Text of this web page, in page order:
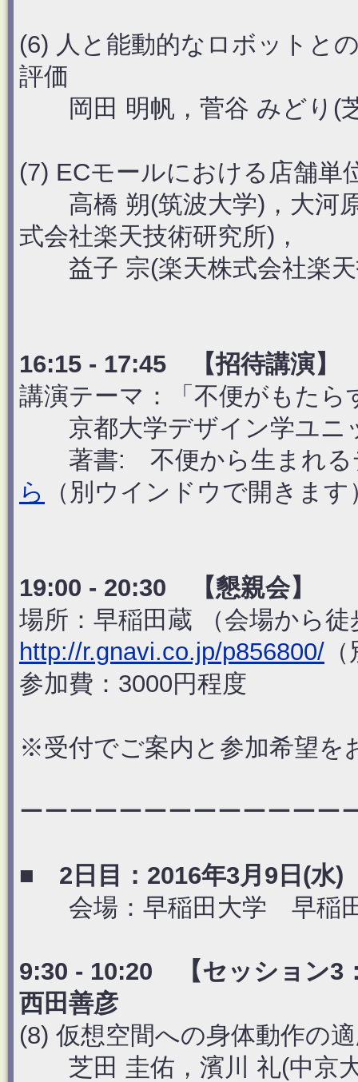
(6) 人と能動的なロボットと
評価
岡田 明帆，菅谷 みどり(
(7) ECモールにおける店舗単
高橋 朔(筑波大学)，大河原
式会社楽天技術研究所)，
益子 宗(楽天株式会社楽天
16:15 - 17:45 【招待講演】
講演テーマ：「不便がもた
京都大学デザイン学ユニ
著書: 不便から生まれる
ら
（別ウインドウで開きます
19:00 - 20:30 【懇親会】
場所：早稲田蔵 （会場から徒
http://r.gnavi.co.jp/p856800/
参加費：3000円程度
※受付でご案内と参加希望を
ーーーーーーーーーーーーー
■ 2日目：2016年3月9日(水)
会場：早稲田大学 早稲田
9:30 - 10:20 【セッション3
西田善彦
(8) 仮想空間への身体動作の
芝田 圭佑，濱川 礼(中京